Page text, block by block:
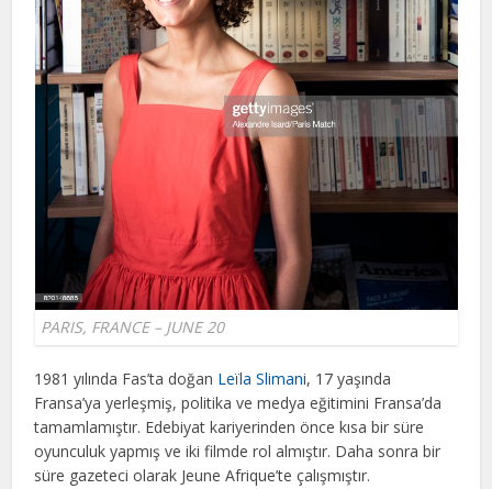
PARIS, FRANCE – JUNE 20
1981 yılında Fas’ta doğan Leïla Slimani, 17 yaşında
Fransa’ya yerleşmiş, politika ve medya eğitimini Fransa’da
tamamlamıştır. Edebiyat kariyerinden önce kısa bir süre
oyunculuk yapmış ve iki filmde rol almıştır. Daha sonra bir
süre gazeteci olarak Jeune Afrique’te çalışmıştır.